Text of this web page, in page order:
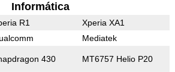
Informática
R1 Xperia XA1
Mediatek
430 MT6757 Helio P20